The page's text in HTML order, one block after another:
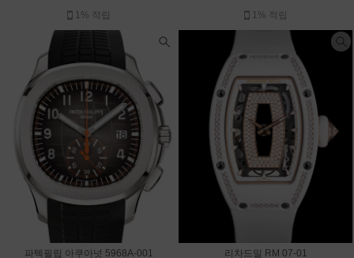
1% 적립
1% 적립
파텍필립 아쿠아넛 5968A-001
리차드밀 RM 07-01